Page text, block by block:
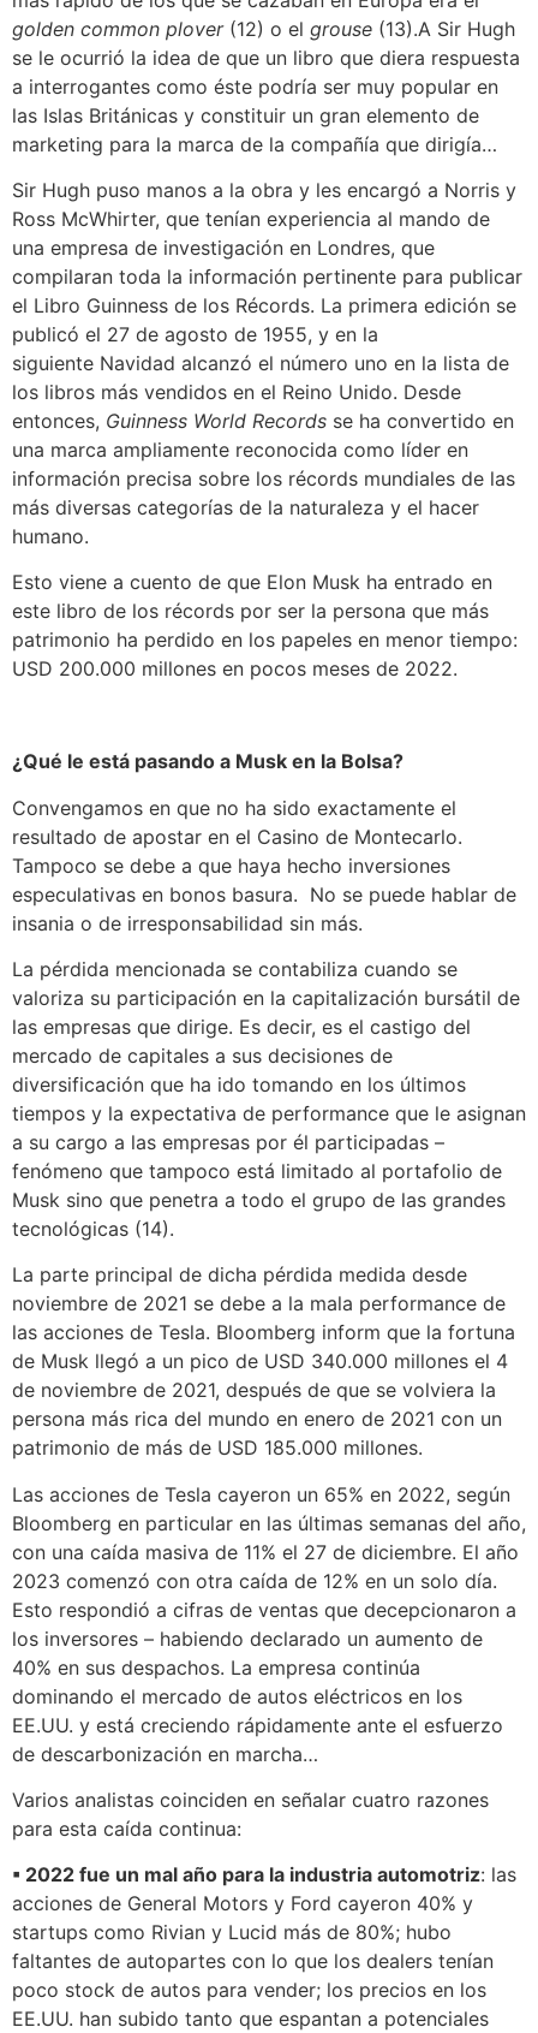
golden common plover(12) o el grouse (13).A Sir Hugh
se le ocurrió la idea de que un libro que diera respuesta
a interrogantes como éste podría ser muy popular en
las Islas Británicas y constituir un gran elemento de
marketing para la marca de la compañía que dirigía…
Sir Hugh puso manos a la obra y les encargó a Norris y
Ross McWhirter, que tenían experiencia al mando de
una empresa de investigación en Londres, que
compilaran toda la información pertinente para publicar
el Libro Guinness de los Récords. La primera edición se
publicó el 27 de agosto de 1955, y en la
siguiente Navidad alcanzó el número uno en la lista de
los libros más vendidos en el Reino Unido. Desde
entonces, Guinness World Records se ha convertido en
una marca ampliamente reconocida como líder en
información precisa sobre los récords mundiales de las
más diversas categorías de la naturaleza y el hacer
humano.
Esto viene a cuento de que Elon Musk ha entrado en
este libro de los récords por ser la persona que más
patrimonio ha perdido en los papeles en menor tiempo:
USD 200.000 millones en pocos meses de 2022.
¿Qué le está pasando a Musk en la Bolsa?
Convengamos en que no ha sido exactamente el
resultado de apostar en el Casino de Montecarlo.
Tampoco se debe a que haya hecho inversiones
especulativas en bonos basura. No se puede hablar de
insania o de irresponsabilidad sin más.
La pérdida mencionada se contabiliza cuando se
valoriza su participación en la capitalización bursátil de
las empresas que dirige. Es decir, es el castigo del
mercado de capitales a sus decisiones de
diversificación que ha ido tomando en los últimos
tiempos y la expectativa de performance que le asignan
a su cargo a las empresas por él participadas –
fenómeno que tampoco está limitado al portafolio de
Musk sino que penetra a todo el grupo de las grandes
tecnológicas (14).
La parte principal de dicha pérdida medida desde
noviembre de 2021 se debe a la mala performance de
las acciones de Tesla. Bloomberg inform que la fortuna
de Musk llegó a un pico de USD 340.000 millones el 4
de noviembre de 2021, después de que se volviera la
persona más rica del mundo en enero de 2021 con un
patrimonio de más de USD 185.000 millones.
Las acciones de Tesla cayeron un 65% en 2022, según
Bloomberg en particular en las últimas semanas del año,
con una caída masiva de 11% el 27 de diciembre. El año
2023 comenzó con otra caída de 12% en un solo día.
Esto respondió a cifras de ventas que decepcionaron a
los inversores – habiendo declarado un aumento de
40% en sus despachos. La empresa continúa
dominando el mercado de autos eléctricos en los
EE.UU. y está creciendo rápidamente ante el esfuerzo
de descarbonización en marcha…
Varios analistas coinciden en señalar cuatro razones
para esta caída continua:
▪ 2022 fue un mal año para la industria automotriz: las
acciones de General Motors y Ford cayeron 40% y
startups como Rivian y Lucid más de 80%; hubo
faltantes de autopartes con lo que los dealers tenían
poco stock de autos para vender; los precios en los
EE.UU. han subido tanto que espantan a potenciales